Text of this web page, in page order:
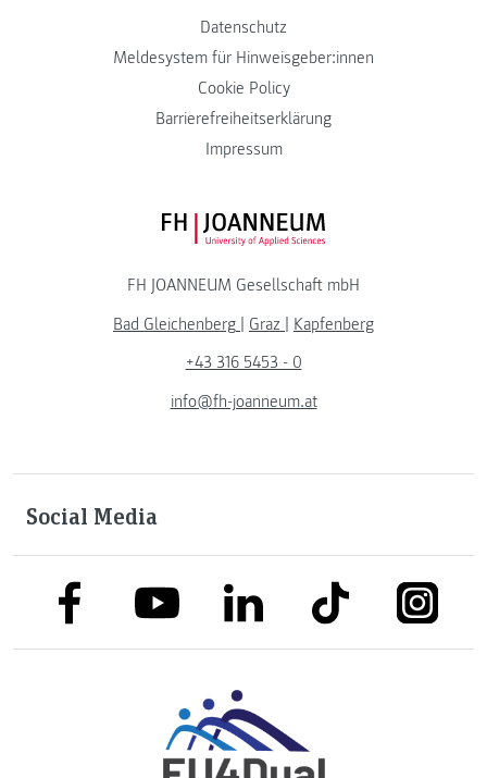
Datenschutz
Meldesystem für Hinweisgeber:innen
Cookie Policy
Barrierefreiheitserklärung
Impressum
FH JOANNEUM Logo
FH JOANNEUM Gesellschaft mbH
Bad Gleichenberg | Graz | Kapfenberg
+43 316 5453 - 0
info@fh-joanneum.at
Social Media
link to facebooklink to youtubelink to linkedinlink to tiktok link to